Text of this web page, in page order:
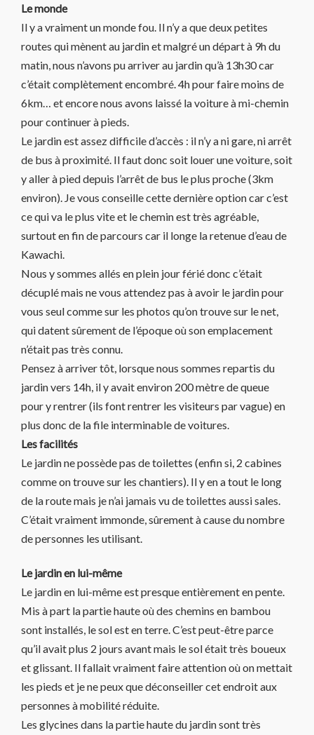
Le monde
Il y a vraiment un monde fou. Il n’y a que deux petites
routes qui mènent au jardin et malgré un départ à 9h du
matin, nous n’avons pu arriver au jardin qu’à 13h30 car
c’était complètement encombré. 4h pour faire moins de
6km… et encore nous avons laissé la voiture à mi-chemin
pour continuer à pieds.
Le jardin est assez difficile d’accès : il n’y a ni gare, ni arrêt
de bus à proximité. Il faut donc soit louer une voiture, soit
y aller à pied depuis l’arrêt de bus le plus proche (3km
environ). Je vous conseille cette dernière option car c’est
ce qui va le plus vite et le chemin est très agréable,
surtout en fin de parcours car il longe la retenue d’eau de
Kawachi.
Nous y sommes allés en plein jour férié donc c’était
décuplé mais ne vous attendez pas à avoir le jardin pour
vous seul comme sur les photos qu’on trouve sur le net,
qui datent sûrement de l’époque où son emplacement
n’était pas très connu.
Pensez à arriver tôt, lorsque nous sommes repartis du
jardin vers 14h, il y avait environ 200 mètre de queue
pour y rentrer (ils font rentrer les visiteurs par vague) en
plus donc de la file interminable de voitures.
Les facilités
Le jardin ne possède pas de toilettes (enfin si, 2 cabines
comme on trouve sur les chantiers). Il y en a tout le long
de la route mais je n’ai jamais vu de toilettes aussi sales.
C’était vraiment immonde, sûrement à cause du nombre
de personnes les utilisant.
Le jardin en lui-même
Le jardin en lui-même est presque entièrement en pente.
Mis à part la partie haute où des chemins en bambou
sont installés, le sol est en terre. C’est peut-être parce
qu’il avait plus 2 jours avant mais le sol était très boueux
et glissant. Il fallait vraiment faire attention où on mettait
les pieds et je ne peux que déconseiller cet endroit aux
personnes à mobilité réduite.
Les glycines dans la partie haute du jardin sont très